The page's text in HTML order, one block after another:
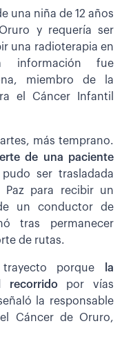
una niña de 12 años
y requería ser
una radioterapia en
información fue
miembro de la
el Cáncer Infantil
más temprano.
de una paciente
ser trasladada
para recibir un
un conductor de
tras permanecer
de rutas.
porque la
recorridopor vías
la responsable
Cáncer de Oruro,